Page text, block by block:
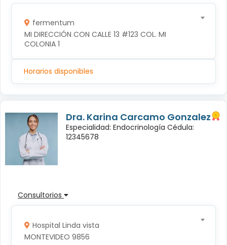
fermentum
MI DIRECCIÓN CON CALLE 13 #123 COL. MI
COLONIA 1
Horarios disponibles
Dra. Karina Carcamo Gonzalez
Especialidad: Endocrinología Cédula:
12345678
Consultorios
Hospital Linda vista
MONTEVIDEO 9856